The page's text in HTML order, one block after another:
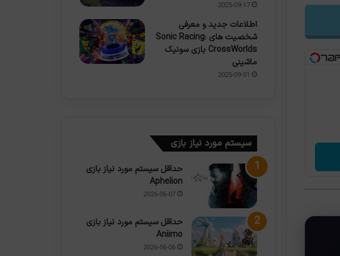
2025-09-17
اطلاعات جدید و معرفی
شخصیت های Sonic Racing:
CrossWorlds بازی سونیک
ماشینی
2025-09-01
سیستم مورد نیاز بازی
حداقل سیستم مورد نیاز بازی
Aphelion
2026-06-07
حداقل سیستم مورد نیاز بازی
Aniimo
2026-06-06